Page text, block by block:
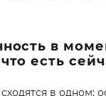
в
есть
сходятся в одном: